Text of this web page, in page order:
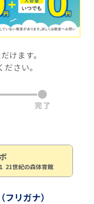
けます。
さい。
21世紀の森体育館
リガナ）